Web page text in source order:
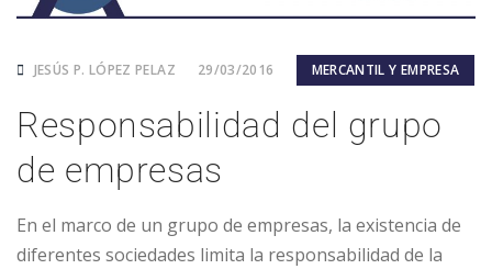
JESÚS P. LÓPEZ PELAZ 29/03/2016 MERCANTIL Y EMPRESA
Responsabilidad del grupo
de empresas
En el marco de un grupo de empresas, la existencia de
diferentes sociedades limita la responsabilidad de la